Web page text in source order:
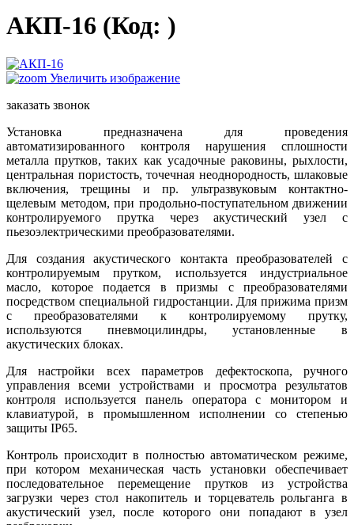
АКП-16 (Код: )
Увеличить изображение
заказать звонок
Установка предназначена для проведения
автоматизированного контроля нарушения сплошности
металла прутков, таких как усадочные раковины, рыхлости,
центральная пористость, точечная неоднородность, шлаковые
включения, трещины и пр. ультразвуковым контактно-
щелевым методом, при продольно-поступательном движении
контролируемого прутка через акустический узел с
пьезоэлектрическими преобразователями.
Для создания акустического контакта преобразователей с
контролируемым прутком, используется индустриальное
масло, которое подается в призмы с преобразователями
посредством специальной гидростанции. Для прижима призм
с преобразователями к контролируемому прутку,
используются пневмоцилиндры, установленные в
акустических блоках.
Для настройки всех параметров дефектоскопа, ручного
управления всеми устройствами и просмотра результатов
контроля используется панель оператора с монитором и
клавиатурой, в промышленном исполнении со степенью
защиты IP65.
Контроль происходит в полностью автоматическом режиме,
при котором механическая часть установки обеспечивает
последовательное перемещение прутков из устройства
загрузки через стол накопитель и торцеватель рольганга в
акустический узел, после которого они попадают в узел